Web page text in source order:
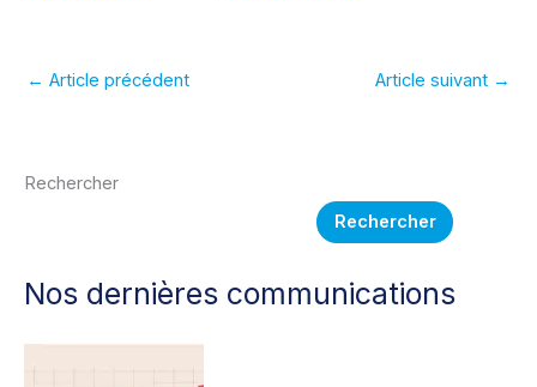
pour 2026
← Article précédent Article suivant →
Rechercher
Rechercher
Nos dernières communications